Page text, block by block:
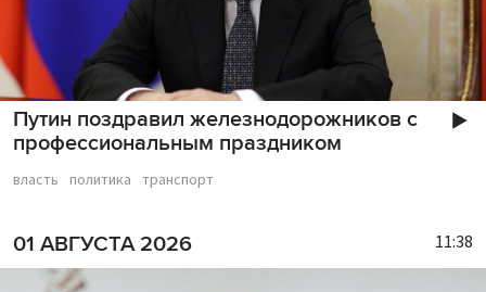
Путин поздравил железнодорожников с
профессиональным праздником
власть политика транспорт
01 АВГУСТА 2026 11:38